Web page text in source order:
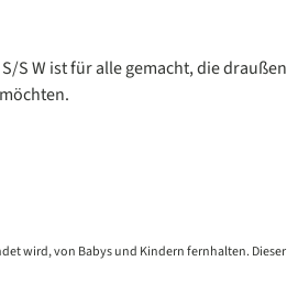
S W ist für alle gemacht, die draußen
wird, von Babys und Kindern fernhalten. Dieser